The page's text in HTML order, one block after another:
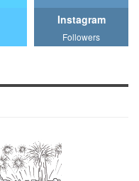
Instagram
Followers